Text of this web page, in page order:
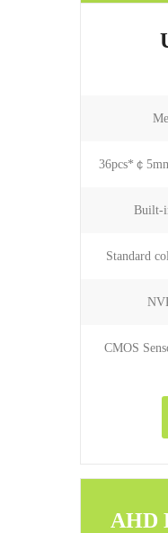
36pcs*￠
Built-
Standard
CMOS
AHD